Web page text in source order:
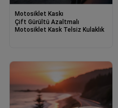
Motosiklet Kaskı
Çift Gürültü Azaltmalı
Motosiklet Kask Telsiz Kulaklık